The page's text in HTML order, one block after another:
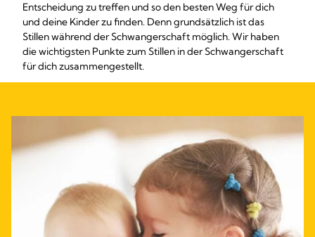
Entscheidung zu treffen und so den besten Weg für dich
und deine Kinder zu finden. Denn grundsätzlich ist das
Stillen während der Schwangerschaft möglich. Wir haben
die wichtigsten Punkte zum Stillen in der Schwangerschaft
für dich zusammengestellt.